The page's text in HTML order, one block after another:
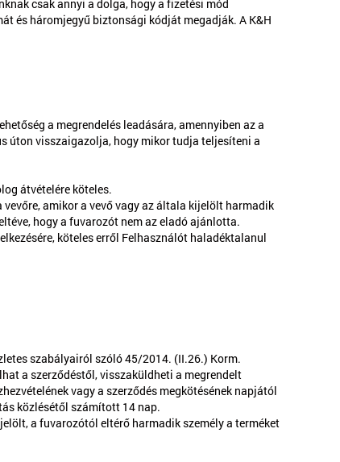
csak annyi a dolga, hogy a fizetési mód
és háromjegyű biztonsági kódját megadják. A K&H
a megrendelés leadására, amennyiben az a
úton visszaigazolja, hogy mikor tudja teljesíteni a
átvételére köteles.
amikor a vevő vagy az általa kijelölt harmadik
hogy a fuvarozót nem az eladó ajánlotta.
köteles erről Felhasználót haladéktalanul
szabályairól szóló 45/2014. (II.26.) Korm.
a szerződéstől, visszaküldheti a megrendelt
vagy a szerződés megkötésének napjától
közlésétől számított 14 nap.
a fuvarozótól eltérő harmadik személy a terméket